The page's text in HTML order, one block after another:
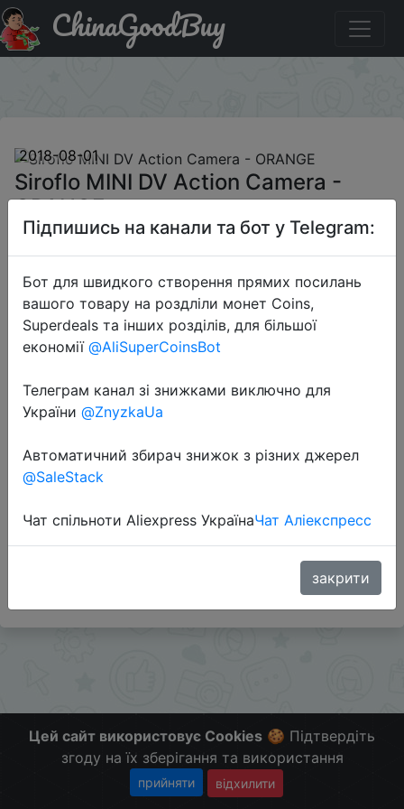
Паридбати з промокодом GBZZ004 Siroflo MINI DV
Action Camera - ORANGE
ChinaGoodBuy
2018-08-01
Siroflo MINI DV Action Camera -
ORANGE
$26.99
Промокод:
Слідкуйте за знижками на мобільному, в телеграм
Цей сайт використовує Cookies 🍪 Підтвердіть
згоду на їх зберігання та використання
прийняти відхилити
Підпишись на канали та бот у Telegram:
Бот для швидкого створення прямих посилань
вашого товару на роздліли монет Coins,
Superdeals та інших розділів, для більшої
економії @AliSuperCoinsBot
Телеграм канал зі знижками виключно для
України @ZnyzkaUa
Автоматичний збирач знижок з різних джерел
@SaleStack
Чат спільноти Aliexpress УкраїнаЧат Аліекспресс
закрити